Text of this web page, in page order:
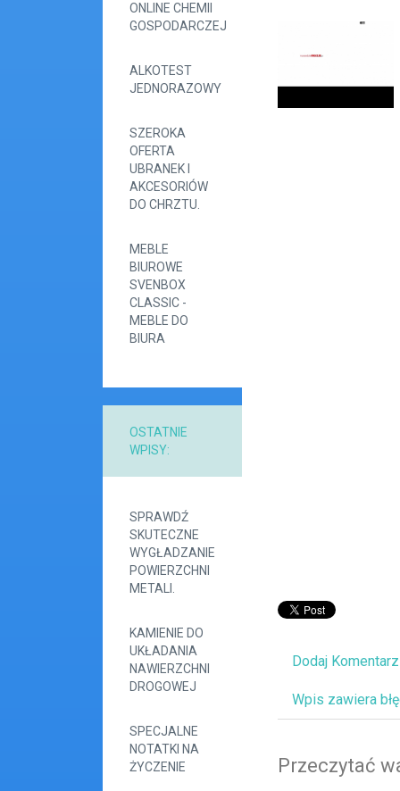
ONLINE CHEMII
GOSPODARCZEJ
ALKOTEST
JEDNORAZOWY
SZEROKA
OFERTA
UBRANEK I
AKCESORIÓW
DO CHRZTU.
MEBLE
BIUROWE
SVENBOX
CLASSIC -
MEBLE DO
BIURA
OSTATNIE
WPISY:
SPRAWDŹ
SKUTECZNE
WYGŁADZANIE
POWIERZCHNI
METALI.
KAMIENIE DO
UKŁADANIA
NAWIERZCHNI
DROGOWEJ
SPECJALNE
NOTATKI NA
ŻYCZENIE
Dodaj Komentarz
Wpis zawiera
Przeczytać